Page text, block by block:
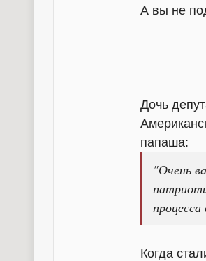
А вы не
Дочь
папаша:
"Очень
Когда